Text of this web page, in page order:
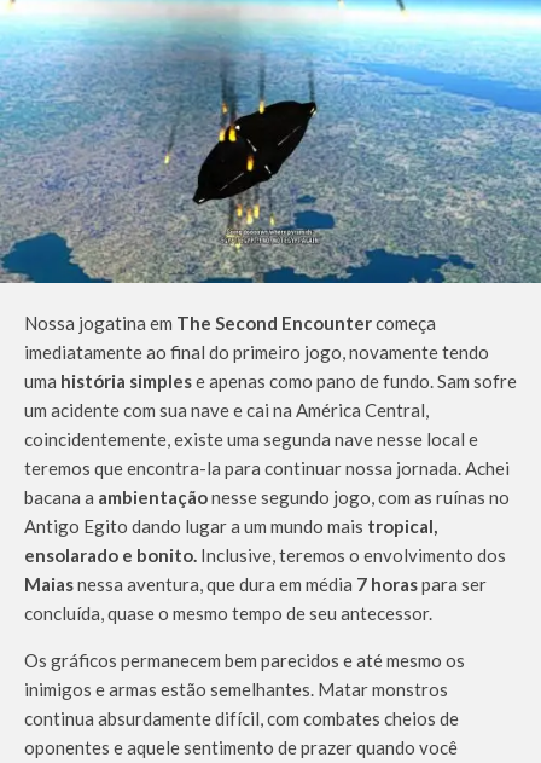
Nossa jogatina em The Second Encountercomeça
imediatamente ao final do primeiro jogo, novamente tendo
uma história simplese apenas como pano de fundo. Sam sofre
um acidente com sua nave e cai na América Central,
coincidentemente, existe uma segunda nave nesse local e
teremos que encontra-la para continuar nossa jornada. Achei
bacana a ambientaçãonesse segundo jogo, com as ruínas no
Antigo Egito dando lugar a um mundo mais tropical,
ensolarado e bonito. Inclusive, teremos o envolvimento dos
Maiasnessa aventura, que dura em média 7 horaspara ser
concluída, quase o mesmo tempo de seu antecessor.
Os gráficos permanecem bem parecidos e até mesmo os
inimigos e armas estão semelhantes. Matar monstros
continua absurdamente difícil, com combates cheios de
oponentes e aquele sentimento de prazer quando você